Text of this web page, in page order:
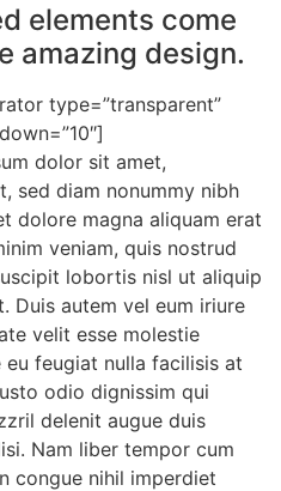
elements come
amazing design.
type=”transparent”
dolor sit amet,
sed diam nonummy nibh
dolore magna aliquam erat
veniam, quis nostrud
lobortis nisl ut aliquip
Duis autem vel eum iriure
velit esse molestie
feugiat nulla facilisis at
odio dignissim qui
delenit augue duis
Nam liber tempor cum
congue nihil imperdiet